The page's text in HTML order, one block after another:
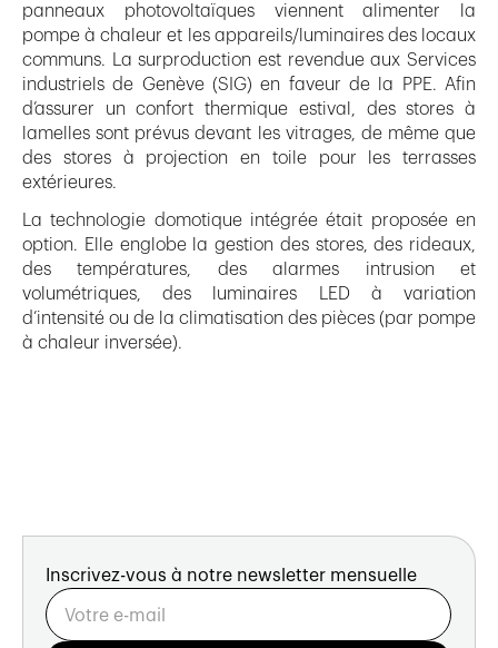
panneaux photovoltaïques viennent alimenter la
pompe à chaleur et les appareils/luminaires des locaux
communs. La surproduction est revendue aux Services
industriels de Genève (SIG) en faveur de la PPE. Afin
d’assurer un confort thermique estival, des stores à
lamelles sont prévus devant les vitrages, de même que
des stores à projection en toile pour les terrasses
extérieures.
La technologie domotique intégrée était proposée en
option. Elle englobe la gestion des stores, des rideaux,
des températures, des alarmes intrusion et
volumétriques, des luminaires LED à variation
d’intensité ou de la climatisation des pièces (par pompe
à chaleur inversée).
Inscrivez-vous à notre newsletter mensuelle